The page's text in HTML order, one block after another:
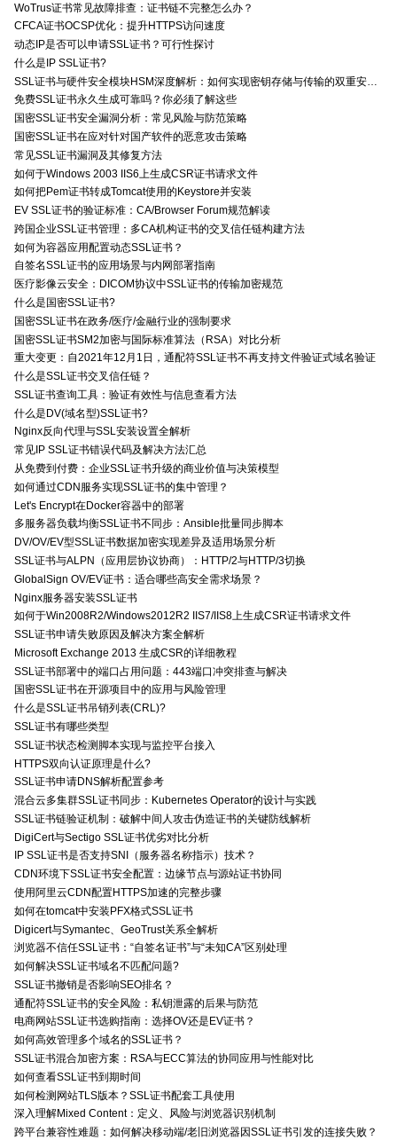
WoTrus证书常见故障排查：证书链不完整怎么办？
CFCA证书OCSP优化：提升HTTPS访问速度
动态IP是否可以申请SSL证书？可行性探讨
什么是IP SSL证书?
免费SSL证书永久生成可靠吗？你必须了解这些
国密SSL证书安全漏洞分析：常见风险与防范策略
国密SSL证书在应对针对国产软件的恶意攻击策略
常见SSL证书漏洞及其修复方法
如何于Windows 2003 IIS6上生成CSR证书请求文件
如何把Pem证书转成Tomcat使用的Keystore并安装
EV SSL证书的验证标准：CA/Browser Forum规范解读
跨国企业SSL证书管理：多CA机构证书的交叉信任链构建方法
如何为容器应用配置动态SSL证书？
自签名SSL证书的应用场景与内网部署指南
医疗影像云安全：DICOM协议中SSL证书的传输加密规范
什么是国密SSL证书?
国密SSL证书在政务/医疗/金融行业的强制要求
国密SSL证书SM2加密与国际标准算法（RSA）对比分析
重大变更：自2021年12月1日，通配符SSL证书不再支持文件验证式域名验证
什么是SSL证书交叉信任链？
SSL证书查询工具：验证有效性与信息查看方法
什么是DV(域名型)SSL证书?
Nginx反向代理与SSL安装设置全解析
常见IP SSL证书错误代码及解决方法汇总
从免费到付费：企业SSL证书升级的商业价值与决策模型
如何通过CDN服务实现SSL证书的集中管理？
Let's Encrypt在Docker容器中的部署
多服务器负载均衡SSL证书不同步：Ansible批量同步脚本
DV/OV/EV型SSL证书数据加密实现差异及适用场景分析
SSL证书与ALPN（应用层协议协商）：HTTP/2与HTTP/3切换
GlobalSign OV/EV证书：适合哪些高安全需求场景？
Nginx服务器安装SSL证书
如何于Win2008R2/Windows2012R2 IIS7/IIS8上生成CSR证书请求文件
SSL证书申请失败原因及解决方案全解析
Microsoft Exchange 2013 生成CSR的详细教程
SSL证书部署中的端口占用问题：443端口冲突排查与解决
国密SSL证书在开源项目中的应用与风险管理
什么是SSL证书吊销列表(CRL)?
SSL证书有哪些类型
SSL证书状态检测脚本实现与监控平台接入
HTTPS双向认证原理是什么?
SSL证书申请DNS解析配置参考
混合云多集群SSL证书同步：Kubernetes Operator的设计与实践
SSL证书链验证机制：破解中间人攻击伪造证书的关键防线解析
DigiCert与Sectigo SSL证书优劣对比分析
IP SSL证书是否支持SNI（服务器名称指示）技术？
CDN环境下SSL证书安全配置：边缘节点与源站证书协同
使用阿里云CDN配置HTTPS加速的完整步骤
如何在tomcat中安装PFX格式SSL证书
Digicert与Symantec、GeoTrust关系全解析
浏览器不信任SSL证书：“自签名证书”与“未知CA”区别处理
如何解决SSL证书域名不匹配问题?
SSL证书撤销是否影响SEO排名？
通配符SSL证书的安全风险：私钥泄露的后果与防范
电商网站SSL证书选购指南：选择OV还是EV证书？
如何高效管理多个域名的SSL证书？
SSL证书混合加密方案：RSA与ECC算法的协同应用与性能对比
如何查看SSL证书到期时间
如何检测网站TLS版本？SSL证书配套工具使用
深入理解Mixed Content：定义、风险与浏览器识别机制
跨平台兼容性难题：如何解决移动端/老旧浏览器因SSL证书引发的连接失败？